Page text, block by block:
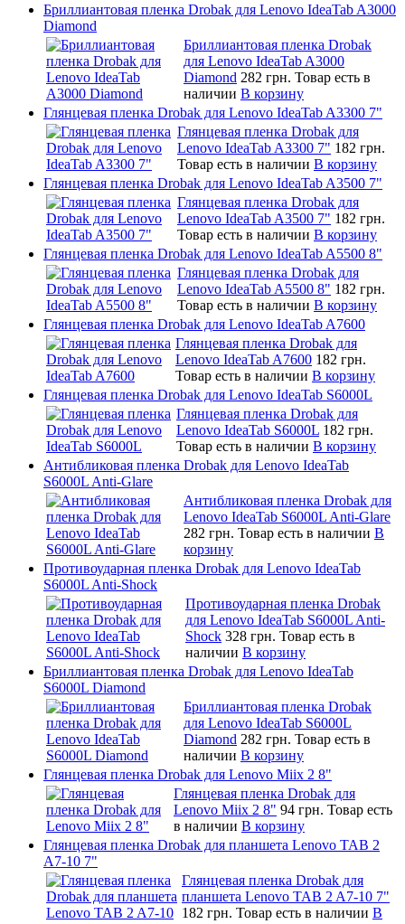
Бриллиантовая пленка Drobak для Lenovo IdeaTab A3000
Diamond
Бриллиантовая пленка Drobak
для Lenovo IdeaTab A3000
Diamond 282 грн. Товар есть в
наличии В корзину
Глянцевая пленка Drobak для Lenovo IdeaTab A3300 7"
Глянцевая пленка Drobak для
Lenovo IdeaTab A3300 7" 182 грн.
Товар есть в наличии В корзину
Глянцевая пленка Drobak для Lenovo IdeaTab A3500 7"
Глянцевая пленка Drobak для
Lenovo IdeaTab A3500 7" 182 грн.
Товар есть в наличии В корзину
Глянцевая пленка Drobak для Lenovo IdeaTab A5500 8"
Глянцевая пленка Drobak для
Lenovo IdeaTab A5500 8" 182 грн.
Товар есть в наличии В корзину
Глянцевая пленка Drobak для Lenovo IdeaTab A7600
Глянцевая пленка Drobak для
Lenovo IdeaTab A7600 182 грн.
Товар есть в наличии В корзину
Глянцевая пленка Drobak для Lenovo IdeaTab S6000L
Глянцевая пленка Drobak для
Lenovo IdeaTab S6000L 182 грн.
Товар есть в наличии В корзину
Антибликовая пленка Drobak для Lenovo IdeaTab
S6000L Anti-Glare
Антибликовая пленка Drobak для
Lenovo IdeaTab S6000L Anti-Glare
282 грн. Товар есть в наличии В
корзину
Противоударная пленка Drobak для Lenovo IdeaTab
S6000L Anti-Shock
Противоударная пленка Drobak
для Lenovo IdeaTab S6000L Anti-
Shock 328 грн. Товар есть в
наличии В корзину
Бриллиантовая пленка Drobak для Lenovo IdeaTab
S6000L Diamond
Бриллиантовая пленка Drobak
для Lenovo IdeaTab S6000L
Diamond 282 грн. Товар есть в
наличии В корзину
Глянцевая пленка Drobak для Lenovo Miix 2 8"
Глянцевая пленка Drobak для
Lenovo Miix 2 8" 94 грн. Товар есть
в наличии В корзину
Глянцевая пленка Drobak для планшета Lenovo TAB 2
A7-10 7"
Глянцевая пленка Drobak для
планшета Lenovo TAB 2 A7-10 7"
182 грн. Товар есть в наличии В